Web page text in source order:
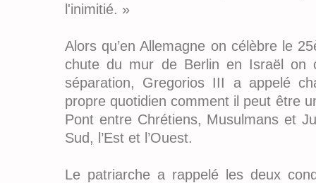
l'inimitié. »
Alors qu’en Allemagne on célèbre le
chute du mur de Berlin en Israël on
séparation, Gregorios III a appelé
propre quotidien comment il peut être
Pont entre Chrétiens, Musulmans et
Sud, l’Est et l’Ouest.
Le patriarche a rappelé les deux